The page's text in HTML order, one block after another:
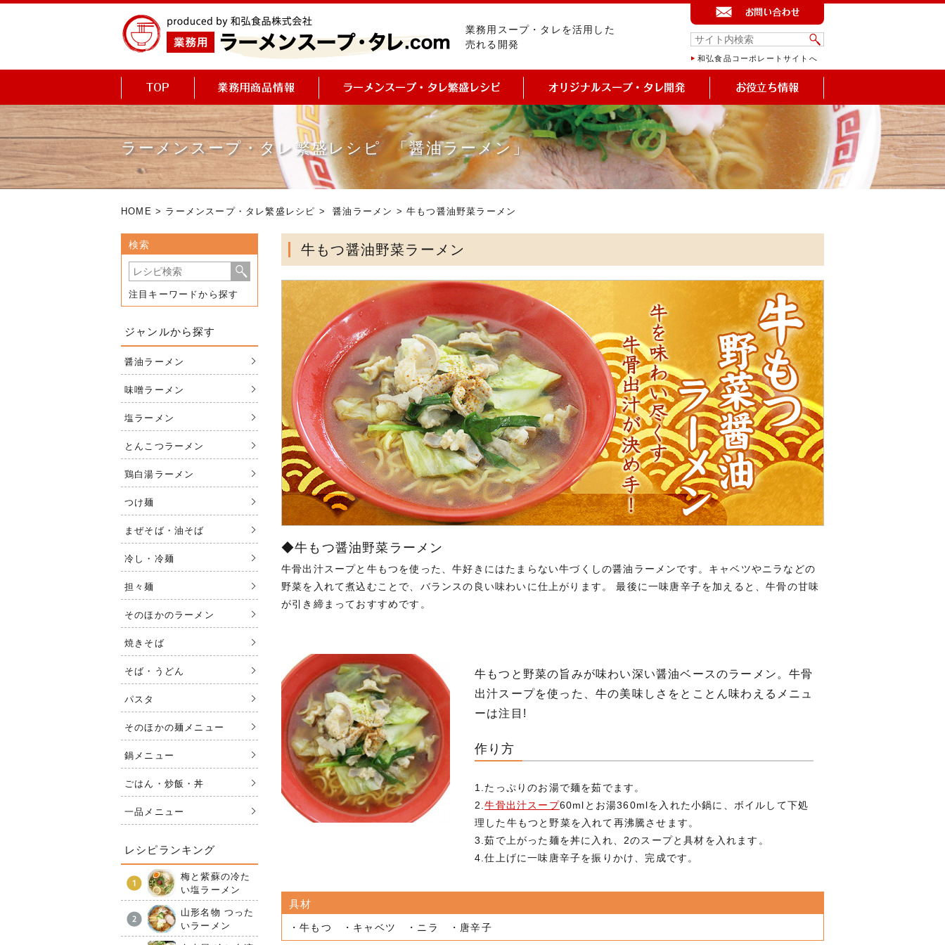
業務用スープ・タレを活用した
売れる開発
和弘食品コーポレートサイトへ
ラーメンスープ・タレ繁盛レシピ 「醤油ラーメン」
HOME > ラーメンスープ・タレ繁盛レシピ >醤油ラーメン > 牛もつ醤油野菜ラーメン
牛もつ醤油野菜ラーメン
◆牛もつ醤油野菜ラーメン
牛骨出汁スープと牛もつを使った、牛好きにはたまらない牛づくしの醤油ラーメンです。キャベツやニラなどの
野菜を入れて煮込むことで、バランスの良い味わいに仕上がります。 最後に一味唐辛子を加えると、牛骨の甘味
が引き締まっておすすめです。
牛もつと野菜の旨みが味わい深い醤油ベースのラーメン。牛骨
出汁スープを使った、牛の美味しさをとことん味わえるメニュ
ーは注目!
作り方
1.たっぷりのお湯で麺を茹でます。
2.牛骨出汁スープ60mlとお湯360mlを入れた小鍋に、ボイルして下処
理した牛もつと野菜を入れて再沸騰させます。
3.茹で上がった麺を丼に入れ、2のスープと具材を入れます。
4.仕上げに一味唐辛子を振りかけ、完成です。
具材
・牛もつ ・キャベツ ・ニラ ・唐辛子
検索
注目キーワードから探す
ジャンルから探す
醤油ラーメン
味噌ラーメン
塩ラーメン
とんこつラーメン
鶏白湯ラーメン
つけ麺
まぜそば・油そば
冷し・冷麺
担々麺
そのほかのラーメン
焼きそば
そば・うどん
パスタ
そのほかの麺メニュー
鍋メニュー
ごはん・炒飯・丼
一品メニュー
レシピランキング
梅と紫蘇の冷た
い塩ラーメン
山形名物 つった
いラーメン